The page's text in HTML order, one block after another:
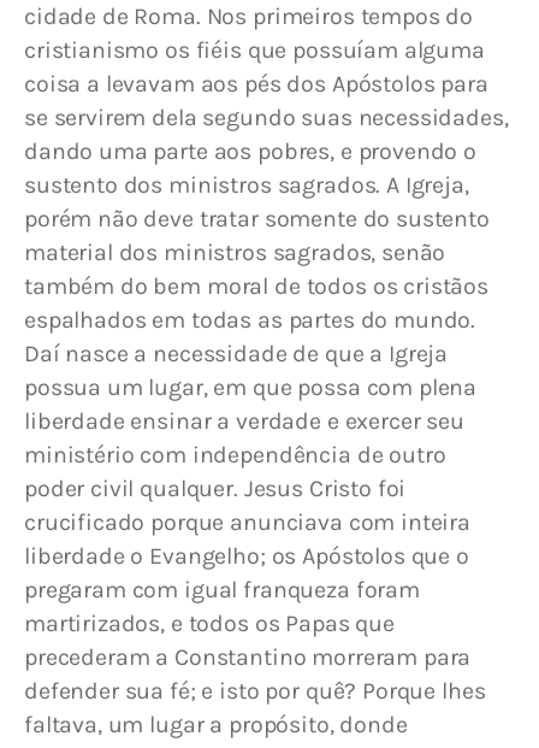
cidade de Roma. Nos primeiros tempos do
cristianismo os fiéis que possuíam alguma
coisa a levavam aos pés dos Apóstolos para
se servirem dela segundo suas necessidades,
dando uma parte aos pobres, e provendo o
sustento dos ministros sagrados. A Igreja,
porém não deve tratar somente do sustento
material dos ministros sagrados, senão
também do bem moral de todos os cristãos
espalhados em todas as partes do mundo.
Daí nasce a necessidade de que a Igreja
possua um lugar, em que possa com plena
liberdade ensinar a verdade e exercer seu
ministério com independência de outro
poder civil qualquer. Jesus Cristo foi
crucificado porque anunciava com inteira
liberdade o Evangelho; os Apóstolos que o
pregaram com igual franqueza foram
martirizados, e todos os Papas que
precederam a Constantino morreram para
defender sua fé; e isto por quê? Porque lhes
faltava, um lugar a propósito, donde